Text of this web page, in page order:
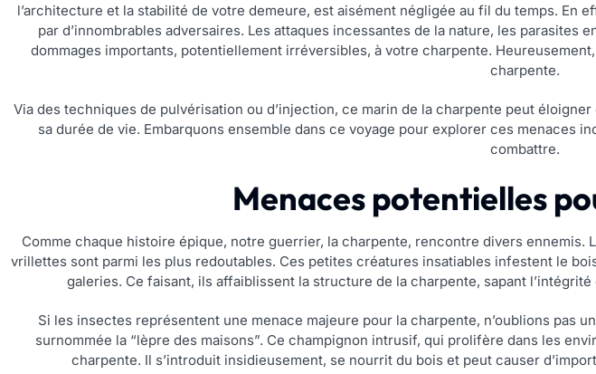
l’architecture et la stabilité de votre demeure, est aisément négligée au fil du temps. En
par d’innombrables adversaires. Les attaques incessantes de la nature, les
dommages importants, potentiellement irréversibles, à votre charpente.
charpente.
Via des techniques de pulvérisation ou d’injection, ce marin de la charpente peut
sa durée de vie. Embarquons ensemble dans ce voyage pour explorer ces menaces
combattre.
Menaces potentielles
Comme chaque histoire épique, notre guerrier, la charpente, rencontre divers
vrillettes sont parmi les plus redoutables. Ces petites créatures insatiables infestent le
galeries. Ce faisant, ils affaiblissent la structure de la charpente, sapant
Si les insectes représentent une menace majeure pour la charpente, n’oublions pas
surnommée la “lèpre des maisons”. Ce champignon intrusif, qui prolifère dans les
charpente. Il s’introduit insidieusement, se nourrit du bois et peut causer